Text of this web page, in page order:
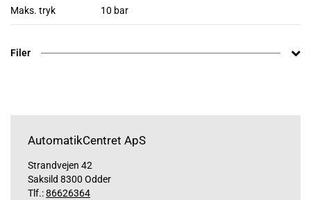
Maks. tryk 10 bar
Filer
AutomatikCentret ApS
Strandvejen 42
Saksild 8300 Odder
Tlf.:86626364